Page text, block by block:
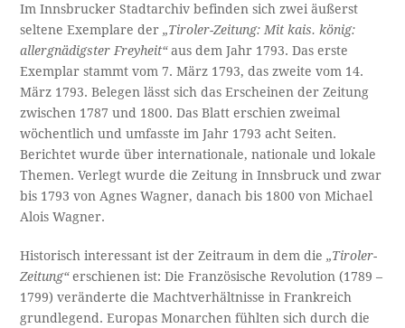
Im Innsbrucker Stadtarchiv befinden sich zwei äußerst
seltene Exemplare der„Tiroler-Zeitung: Mit kais. könig:
allergnädigster Freyheit“aus dem Jahr 1793. Das erste
Exemplar stammt vom 7. März 1793, das zweite vom 14.
März 1793. Belegen lässt sich das Erscheinen der Zeitung
zwischen 1787 und 1800. Das Blatt erschien zweimal
wöchentlich und umfasste im Jahr 1793 acht Seiten.
Berichtet wurde über internationale, nationale und lokale
Themen. Verlegt wurde die Zeitung in Innsbruck und zwar
bis 1793 von Agnes Wagner, danach bis 1800 von Michael
Alois Wagner.
Historisch interessant ist der Zeitraum in dem die„Tiroler-
Zeitung“erschienen ist: Die Französische Revolution (1789 –
1799) veränderte die Machtverhältnisse in Frankreich
grundlegend. Europas Monarchen fühlten sich durch die